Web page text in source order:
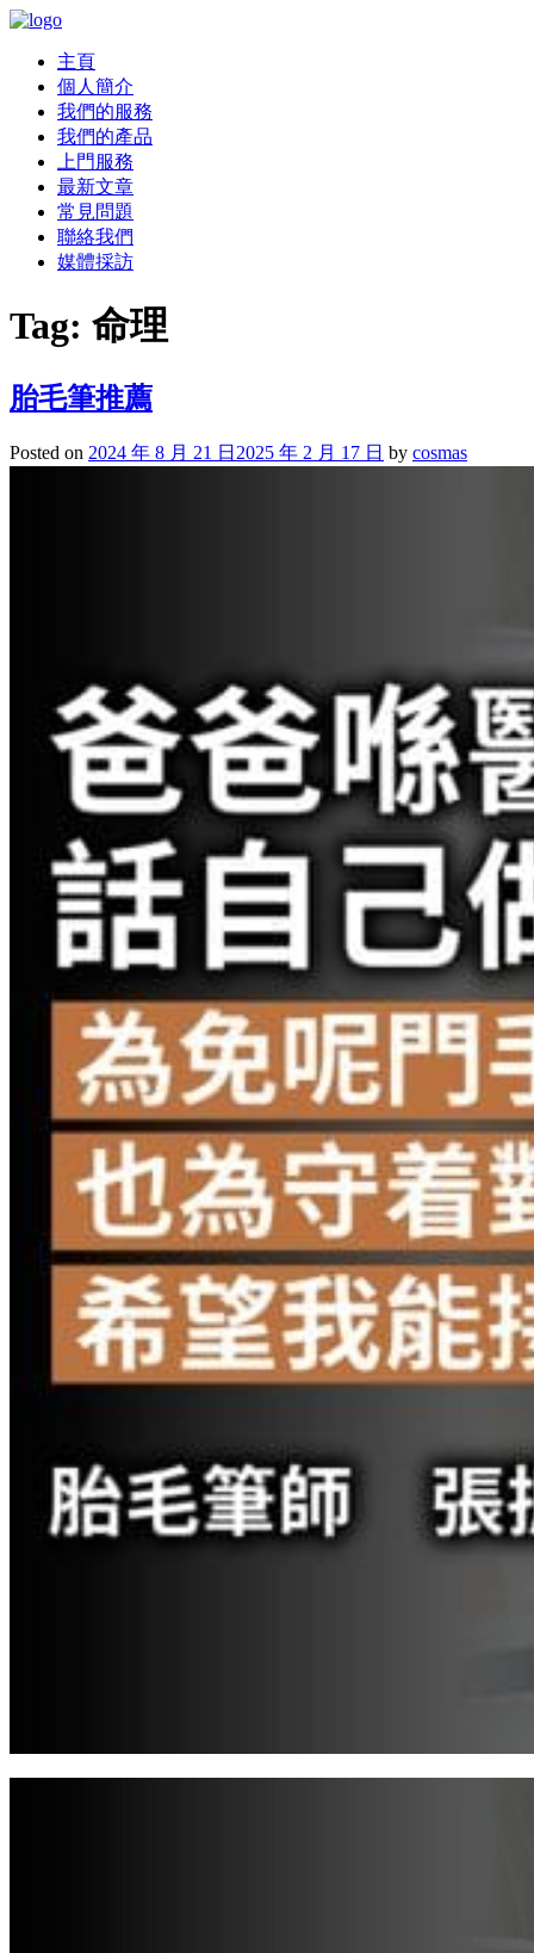
主頁
個人簡介
我們的服務
我們的產品
上門服務
最新文章
常見問題
聯絡我們
媒體採訪
Tag: 命理
胎毛筆推薦
Posted on 2024 年 8 月 21 日 2025 年 2 月 17 日 by cosmas